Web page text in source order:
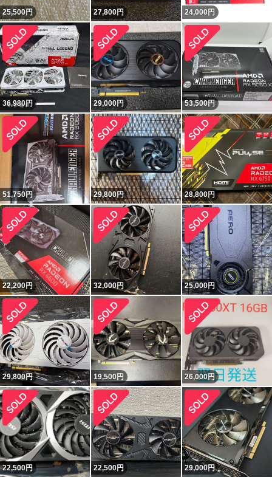
25,500円 27,800円 24,000 円
36,980円 29,000円 53,500円
51,750円 29,800円 28,800円
22,200円 32,000円 25,000円
29,800円 19,500円 26,000円
22,500円 22,500円 29,000円